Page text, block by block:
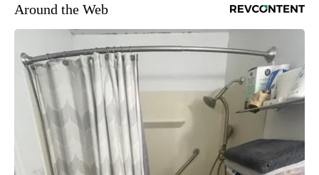
Around the Web